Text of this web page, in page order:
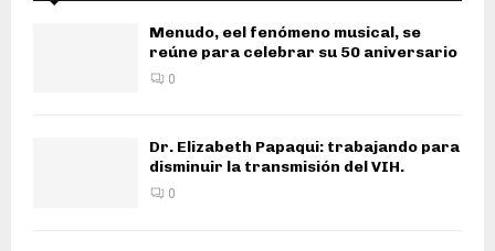
Menudo, eel fenómeno musical, se
reúne para celebrar su 50 aniversario
0
Dr. Elizabeth Papaqui: trabajando para
disminuir la transmisión del VIH.
0